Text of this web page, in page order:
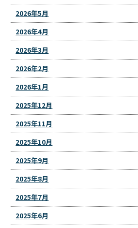
2026年5月
2026年4月
2026年3月
2026年2月
2026年1月
2025年12月
2025年11月
2025年10月
2025年9月
2025年8月
2025年7月
2025年6月